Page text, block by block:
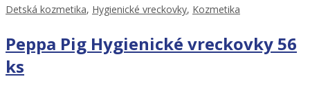
Detská kozmetika, Hygienické vreckovky, Kozmetika
Peppa Pig Hygienické vreckovky 56
ks